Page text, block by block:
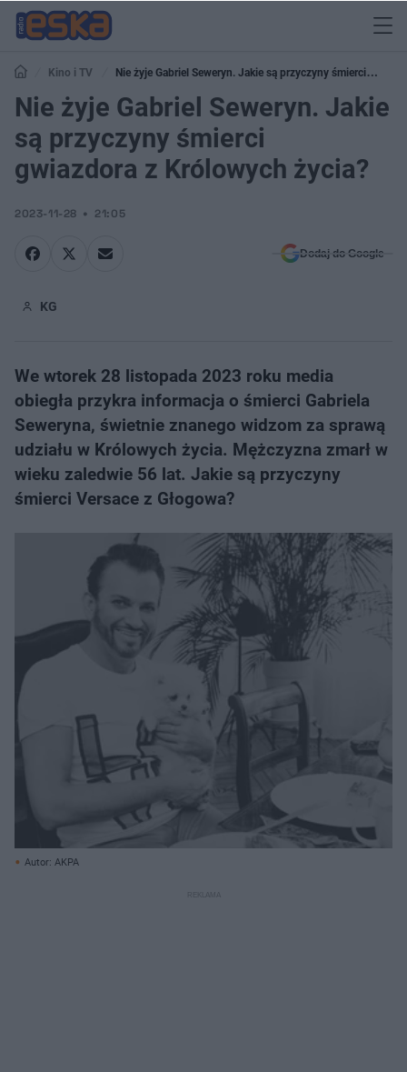
Kino i TV
Nie żyje Gabriel Seweryn. Jakie są przyczyny śmierci
gwiazdora z Królowych życia?
Nie żyje Gabriel Seweryn. Jakie
są przyczyny śmierci
gwiazdora z Królowych życia?
2023-11-28 21:05
Dodaj do Google
KG
We wtorek 28 listopada 2023 roku media
obiegła przykra informacja o śmierci Gabriela
Seweryna, świetnie znanego widzom za sprawą
udziału w Królowych życia. Mężczyzna zmarł w
wieku zaledwie 56 lat. Jakie są przyczyny
śmierci Versace z Głogowa?
Autor: AKPA